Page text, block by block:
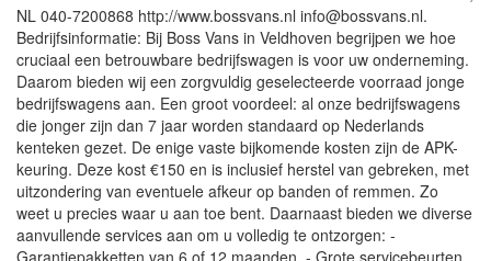
NL 040-7200868 http://www.bossvans.nl info@bossvans.nl.
Bedrijfsinformatie: Bij Boss Vans in Veldhoven begrijpen we hoe
cruciaal een betrouwbare bedrijfswagen is voor uw onderneming.
Daarom bieden wij een zorgvuldig geselecteerde voorraad jonge
bedrijfswagens aan. Een groot voordeel: al onze bedrijfswagens
die jonger zijn dan 7 jaar worden standaard op Nederlands
kenteken gezet. De enige vaste bijkomende kosten zijn de APK-
keuring. Deze kost €150 en is inclusief herstel van gebreken, met
uitzondering van eventuele afkeur op banden of remmen. Zo
weet u precies waar u aan toe bent. Daarnaast bieden we diverse
aanvullende services aan om u volledig te ontzorgen: -